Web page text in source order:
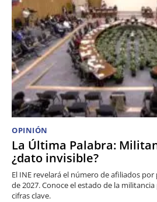
OPINIÓN
La Última Palabra:
¿dato invisible?
El INE revelará el número de afiliados
de 2027. Conoce el estado de la
cifras clave.